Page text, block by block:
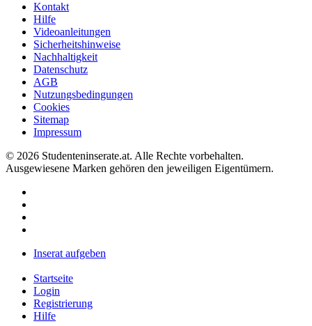
Kontakt
Hilfe
Videoanleitungen
Sicherheitshinweise
Nachhaltigkeit
Datenschutz
AGB
Nutzungsbedingungen
Cookies
Sitemap
Impressum
© 2026 Studenteninserate.at. Alle Rechte vorbehalten.
Ausgewiesene Marken gehören den jeweiligen Eigentümern.
Inserat aufgeben
Startseite
Login
Registrierung
Hilfe